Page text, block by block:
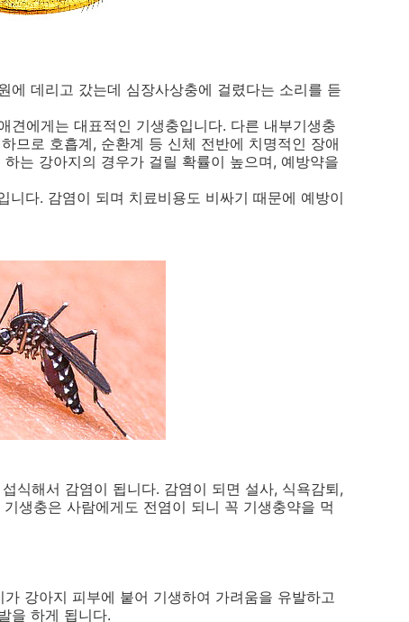
에 데리고 갔는데 심장사상충에 걸렸다는 소리를 듣
견에게는 대표적인 기생충입니다. 다른 내부기생충
므로 호흡계, 순환계 등 신체 전반에 치명적인 장애
는 강아지의 경우가 걸릴 확률이 높으며, 예방약을
다. 감염이 되며 치료비용도 비싸기 때문에 예방이
식해서 감염이 됩니다. 감염이 되면 설사, 식욕감퇴,
생충은 사람에게도 전염이 되니 꼭 기생충약을 먹
강아지 피부에 붙어 기생하여 가려움을 유발하고
을 하게 됩니다.